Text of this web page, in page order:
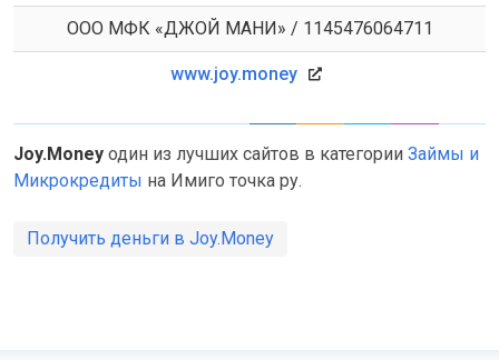
ООО МФК «ДЖОЙ МАНИ» / 1145476064711
www.joy.money
Joy.Money один из лучших сайтов в категории Займы и
Микрокредиты на Имиго точка ру.
Получить деньги в Joy.Money